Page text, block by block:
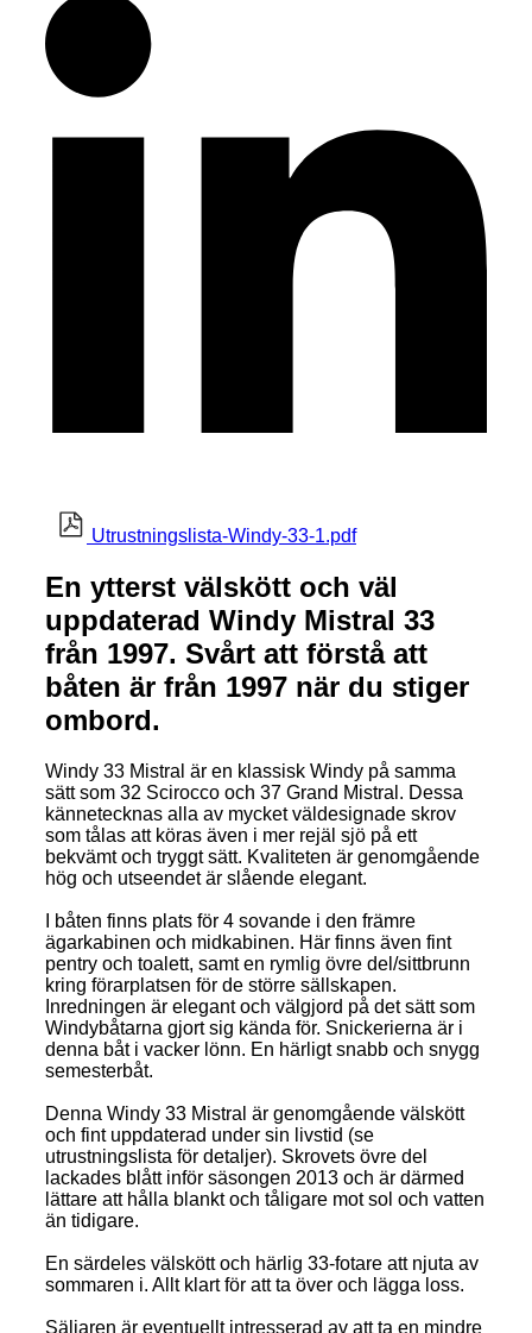
Utrustningslista-Windy-33-1.pdf
En ytterst välskött och väl
uppdaterad Windy Mistral 33
från 1997. Svårt att förstå att
båten är från 1997 när du stiger
ombord.
Windy 33 Mistral är en klassisk Windy på samma
sätt som 32 Scirocco och 37 Grand Mistral. Dessa
kännetecknas alla av mycket väldesignade skrov
som tålas att köras även i mer rejäl sjö på ett
bekvämt och tryggt sätt. Kvaliteten är genomgående
hög och utseendet är slående elegant.
I båten finns plats för 4 sovande i den främre
ägarkabinen och midkabinen. Här finns även fint
pentry och toalett, samt en rymlig övre del/sittbrunn
kring förarplatsen för de större sällskapen.
Inredningen är elegant och välgjord på det sätt som
Windybåtarna gjort sig kända för. Snickerierna är i
denna båt i vacker lönn. En härligt snabb och snygg
semesterbåt.
Denna Windy 33 Mistral är genomgående välskött
och fint uppdaterad under sin livstid (se
utrustningslista för detaljer). Skrovets övre del
lackades blått inför säsongen 2013 och är därmed
lättare att hålla blankt och tåligare mot sol och vatten
än tidigare.
En särdeles välskött och härlig 33-fotare att njuta av
sommaren i. Allt klart för att ta över och lägga loss.
Säljaren är eventuellt intresserad av att ta en mindre